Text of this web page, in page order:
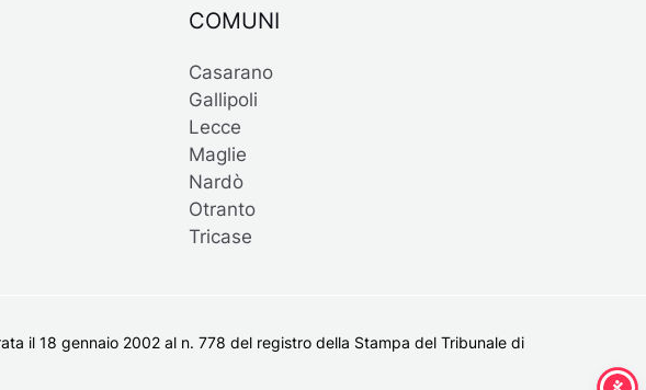
COMUNI
Casarano
Gallipoli
Lecce
Maglie
Nardò
Otranto
Tricase
il 18 gennaio 2002 al n. 778 del registro della Stampa del Tribunale di